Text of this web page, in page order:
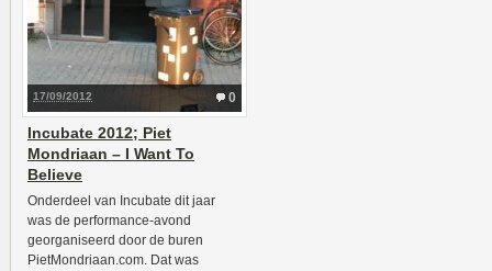
0
17/09/2012
Incubate 2012; Piet
Mondriaan – I Want To
Believe
Onderdeel van Incubate dit jaar
was de performance-avond
georganiseerd door de buren
PietMondriaan.com. Dat was